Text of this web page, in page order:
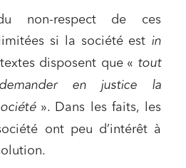
non-respect de ces
si la société est in
disposent que « tout
en justice la
». Dans les faits, les
ont peu d’intérêt à